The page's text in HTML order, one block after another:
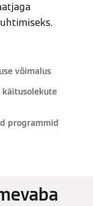
võimalus
käitusolekute
programmid